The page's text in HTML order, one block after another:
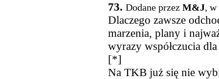
73. Dodane przez M&J, w
Dlaczego zawsze
marzenia, plany i
wyrazy współczucia
[*]
Na TKB już się nie